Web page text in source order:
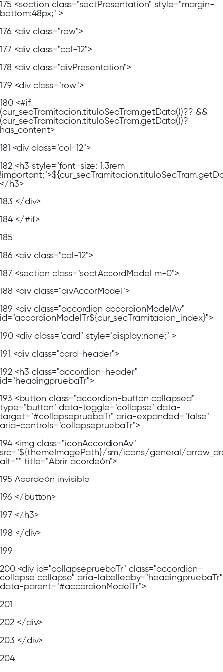
175 <section class="sectPresentation" style="margin-
bottom:48px;" >
176 <div class="row">
177 <div class="col-12">
178 <div class="divPresentation">
179 <div class="row">
180 <#if
(cur_secTramitacion.tituloSecTram.getData())?? &&
(cur_secTramitacion.tituloSecTram.getData())?
has_content>
181 <div class="col-12">
182 <h3 style="font-size: 1.3rem
</h3>
183 </div>
184 </#if>
185
186 <div class="col-12">
187 <section class="sectAccordModel m-0">
188 <div class="divAccorModel">
189 <div class="accordion accordionModelAv"
id="accordionModelTr${cur_secTramitacion_index}">
190 <div class="card" style="display:none;" >
191 <div class="card-header">
192 <h3 class="accordion-header"
id="headingpruebaTr">
193 <button class="accordion-button collapsed"
type="button" data-toggle="collapse" data-
target="#collapsepruebaTr" aria-expanded="false"
aria-controls="collapsepruebaTr">
194 <img class="iconAccordionAv"
src="${themeImagePath}/sm/icons/general/
alt="" title="Abrir acordeón">
195 Acordeón invisible
196 </button>
197 </h3>
198 </div>
199
200 <div id="collapsepruebaTr" class="accordion-
collapse collapse" aria-labelledby="headingpruebaTr"
data-parent="#accordionModelTr">
201
202 </div>
203 </div>
204